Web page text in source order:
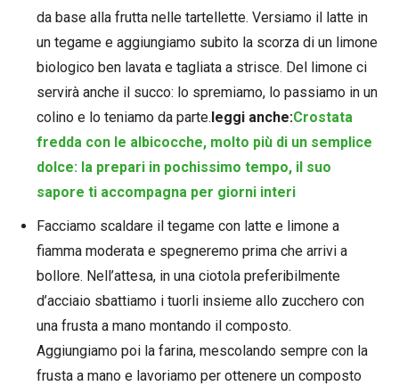
da base alla frutta nelle tartellette. Versiamo il latte in
un tegame e aggiungiamo subito la scorza di un limone
biologico ben lavata e tagliata a strisce. Del limone ci
servirà anche il succo: lo spremiamo, lo passiamo in un
colino e lo teniamo da parte. leggi anche:Crostata
fredda con le albicocche, molto più di un semplice
dolce: la prepari in pochissimo tempo, il suo
sapore ti accompagna per giorni interi
Facciamo scaldare il tegame con latte e limone a
fiamma moderata e spegneremo prima che arrivi a
bollore. Nell’attesa, in una ciotola preferibilmente
d’acciaio sbattiamo i tuorli insieme allo zucchero con
una frusta a mano montando il composto.
Aggiungiamo poi la farina, mescolando sempre con la
frusta a mano e lavoriamo per ottenere un composto